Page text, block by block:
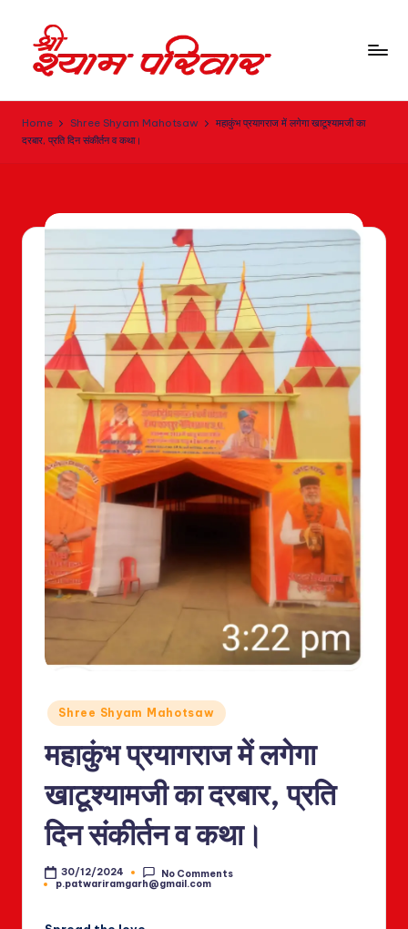
Home Shree Shyam Mahotsaw
महाकुंभ प्रयागराज में लगेगा खाटूश्यामजी का
दरबार, प्रति दिन संकीर्तन व कथा।
Posted
in
Shree Shyam Mahotsaw
महाकुंभ प्रयागराज में लगेगा
खाटूश्यामजी का दरबार, प्रति
दिन संकीर्तन व कथा।
30/12/2024
No Comments
Posted
p.patwariramgarh@gmail.com